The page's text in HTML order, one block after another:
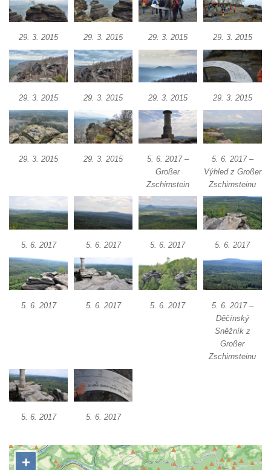
Vyhlídka Na Zámečku nad Vysokou Lípou
Vyhlídka Švýcárna nad Drnovcem u
Cvikova
Socha rytíře u vyhlídky Libverdských
pramenů v Lázních Libverda
Vyhlídka Libverdských pramenů v Lázních
Libverda
Vyhlídka Pekelské sázky před osadou
Přebytek u Lázní Libverda
Vyhlídka Hejnické Madony u hřbitova v
Vyhlídka Dobrého ducha MUHU u Obřího
sudu v Lázních Libverda
Vyhlídka Hájníkova Kohouta východně od
Lázní Libverda
Vyhlídka Ptačí kámen u Vysoké Lípy
Slunečná brána
Schachtenstein
Švarcvaldská skalní brána ve Skalním
divadle u Hamru na Jezeře
Bořeňská vyhlídka na Radovesické výsypce
Jeskyně Pusté kostely u Svitavy
29. 3. 2015 29. 3. 2015 29. 3. 2015 29. 3. 2015
29. 3. 2015 29. 3. 2015 29. 3. 2015 29. 3. 2015
29. 3. 2015 29. 3. 2015
5. 6. 2017 –
Großer
Zschirnstein
5. 6. 2017 –
Výhled z Großer
Zschirnsteinu
5. 6. 2017 5. 6. 2017 5. 6. 2017 5. 6. 2017
5. 6. 2017 5. 6. 2017 5. 6. 2017
5. 6. 2017 –
Děčínský
Sněžník z
Großer
Zschirnsteinu
5. 6. 2017 5. 6. 2017